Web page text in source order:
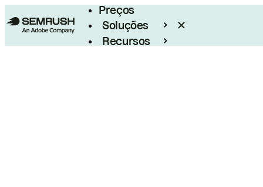
Preços
Soluções
Recursos